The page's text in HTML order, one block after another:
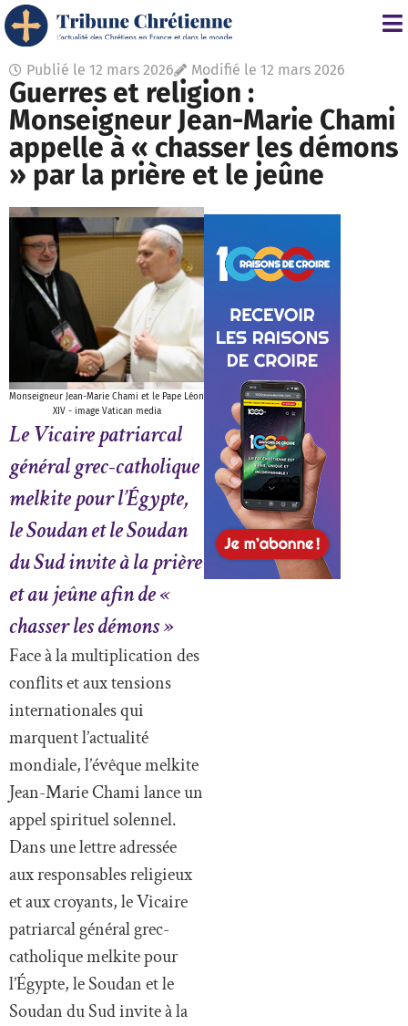
Publié le 12 mars 2026 Modifié le 12 mars 2026
Guerres et religion :
Monseigneur Jean-Marie Chami
appelle à « chasser les démons
» par la prière et le jeûne
Monseigneur Jean-Marie Chami et le Pape Léon
XIV - image Vatican media
Le Vicaire patriarcal
général grec-catholique
melkite pour l’Égypte,
le Soudan et le Soudan
du Sud invite à la prière
et au jeûne afin de «
chasser les démons »
Face à la multiplication des
conflits et aux tensions
internationales qui
marquent l’actualité
mondiale, l’évêque melkite
Jean-Marie Chami lance un
appel spirituel solennel.
Dans une lettre adressée
aux responsables religieux
et aux croyants, le Vicaire
patriarcal général grec-
catholique melkite pour
l’Égypte, le Soudan et le
Soudan du Sud invite à la